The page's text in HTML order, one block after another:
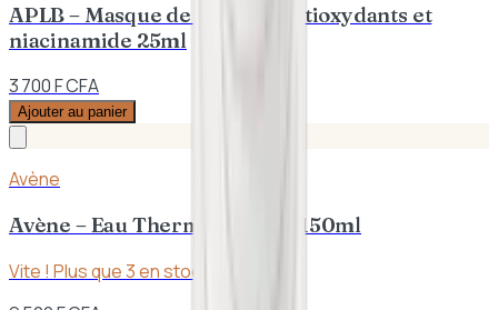
APLB – Masque de soin aux antioxydants et
niacinamide 25ml
3 700 F CFA
Ajouter au panier
Avène
Avène – Eau Thermale Spray 150ml
Vite ! Plus que3en stock